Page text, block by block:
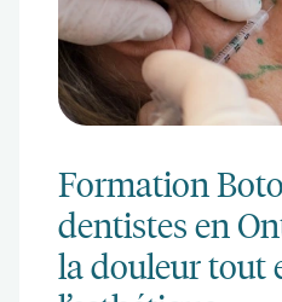
Formation
dentistes en
la douleur tout